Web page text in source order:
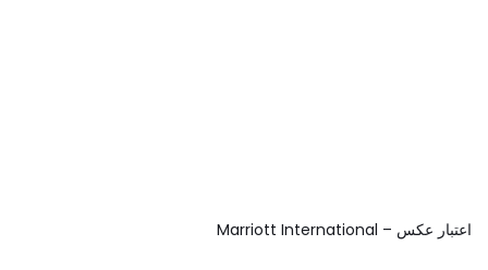
اعتبار عکس – Marriott International